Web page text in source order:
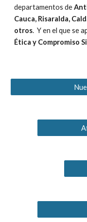
departamentos de
Cauca, Risaralda,
otros. Y en el que se
Ética y Compromiso